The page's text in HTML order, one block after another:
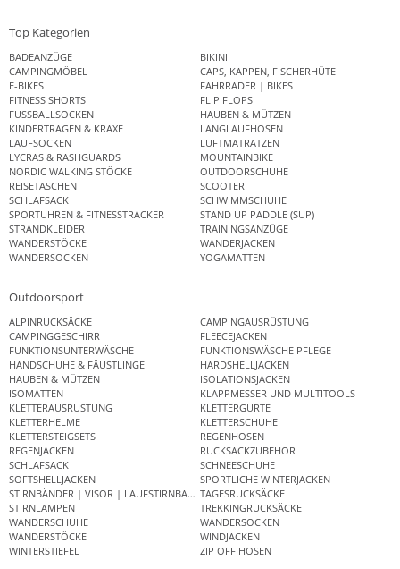
Top Kategorien
BADEANZÜGE
BIKINI
CAMPINGMÖBEL
CAPS, KAPPEN, FISCHERHÜTE
E-BIKES
FAHRRÄDER | BIKES
FITNESS SHORTS
FLIP FLOPS
FUSSBALLSOCKEN
HAUBEN & MÜTZEN
KINDERTRAGEN & KRAXE
LANGLAUFHOSEN
LAUFSOCKEN
LUFTMATRATZEN
LYCRAS & RASHGUARDS
MOUNTAINBIKE
NORDIC WALKING STÖCKE
OUTDOORSCHUHE
REISETASCHEN
SCOOTER
SCHLAFSACK
SCHWIMMSCHUHE
SPORTUHREN & FITNESSTRACKER
STAND UP PADDLE (SUP)
STRANDKLEIDER
TRAININGSANZÜGE
WANDERSTÖCKE
WANDERJACKEN
WANDERSOCKEN
YOGAMATTEN
Outdoorsport
ALPINRUCKSÄCKE
CAMPINGAUSRÜSTUNG
CAMPINGGESCHIRR
FLEECEJACKEN
FUNKTIONSUNTERWÄSCHE
FUNKTIONSWÄSCHE PFLEGE
HANDSCHUHE & FÄUSTLINGE
HARDSHELLJACKEN
HAUBEN & MÜTZEN
ISOLATIONSJACKEN
ISOMATTEN
KLAPPMESSER UND MULTITOOLS
KLETTERAUSRÜSTUNG
KLETTERGURTE
KLETTERHELME
KLETTERSCHUHE
KLETTERSTEIGSETS
REGENHOSEN
REGENJACKEN
RUCKSACKZUBEHÖR
SCHLAFSACK
SCHNEESCHUHE
SOFTSHELLJACKEN
SPORTLICHE WINTERJACKEN
STIRNBÄNDER | VISOR | LAUFSTIRNBANDTAGESRUCKSÄCKE
STIRNLAMPEN
TREKKINGRUCKSÄCKE
WANDERSCHUHE
WANDERSOCKEN
WANDERSTÖCKE
WINDJACKEN
WINTERSTIEFEL
ZIP OFF HOSEN